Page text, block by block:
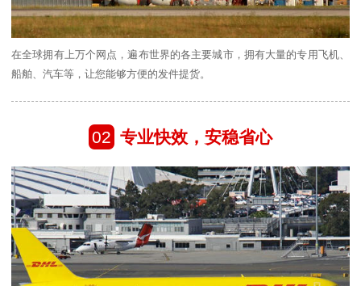
在全球拥有上万个网点，遍布世界的各主要城市，拥有大量的专用飞机、
船舶、汽车等，让您能够方便的发件提货。
02 专业快效，安稳省心